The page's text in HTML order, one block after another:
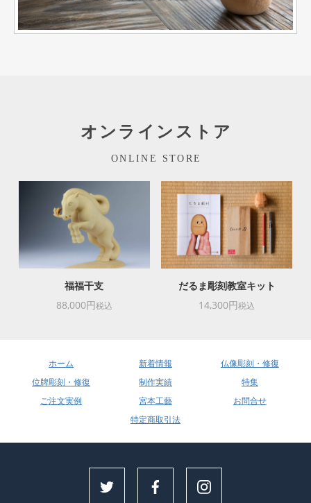
オンラインストア
ONLINE STORE
福福干支
88,000円税込
だるま彫刻教室キット
14,300円税込
ホーム 新着情報
仏像彫刻・修復
位牌彫刻・修復
制作実績
特集
ご注文実例
宮本工藝
お問合せ
特定商取引法